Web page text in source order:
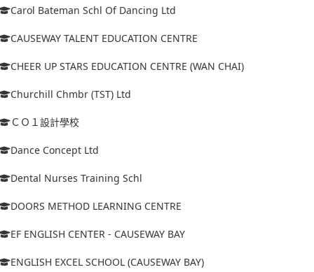
Carol Bateman Schl Of Dancing Ltd
CAUSEWAY TALENT EDUCATION CENTRE
CHEER UP STARS EDUCATION CENTRE (WAN CHAI)
Churchill Chmbr (TST) Ltd
ＣＯ１設計學校
Dance Concept Ltd
Dental Nurses Training Schl
DOORS METHOD LEARNING CENTRE
EF ENGLISH CENTER - CAUSEWAY BAY
ENGLISH EXCEL SCHOOL (CAUSEWAY BAY)